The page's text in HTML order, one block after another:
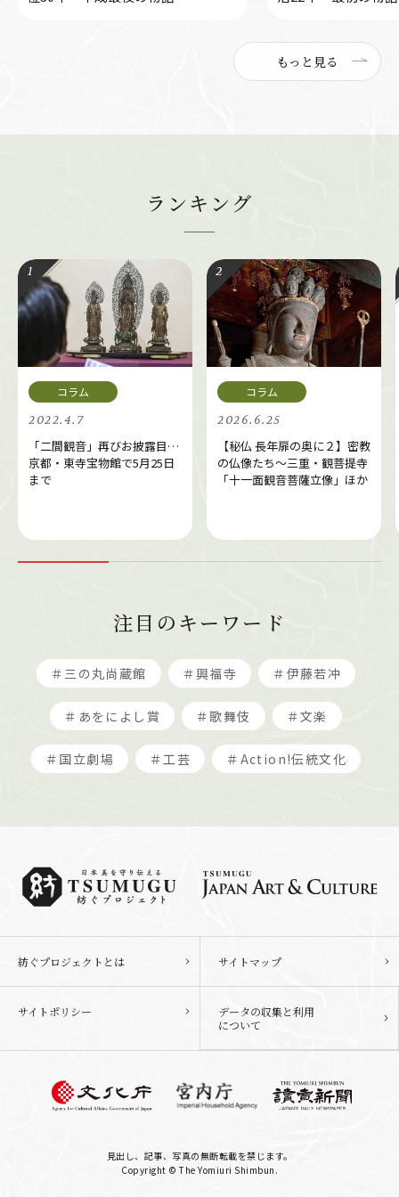
もっと見る
ランキング
2022.4.7
「二間観音」再びお披露目…
京都・東寺宝物館で5月25日
まで
2026.6.25
【秘仏 長年扉の奥に２】密教
の仏像たち～三重・観菩提寺
「十一面観音菩薩立像」ほか
注目のキーワード
＃三の丸尚蔵館 ＃興福寺 ＃伊藤若冲
＃あをによし賞 ＃歌舞伎 ＃文楽
＃国立劇場 ＃工芸 ＃Action!伝統文化
紡ぐプロジェクトとは サイトマップ
サイトポリシー
データの収集と利用
について
見出し、記事、写真の無断転載を禁じます。
Copyright © The Yomiuri Shimbun.